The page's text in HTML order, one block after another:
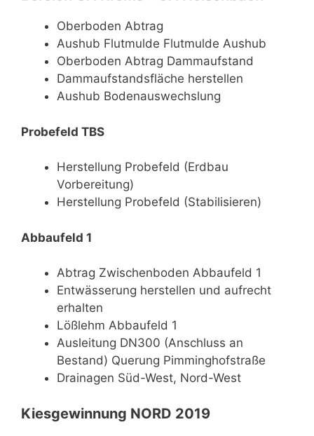
Oberboden Abtrag
Aushub Flutmulde Flutmulde Aushub
Oberboden Abtrag Dammaufstand
Dammaufstandsfläche herstellen
Aushub Bodenauswechslung
Probefeld TBS
Herstellung Probefeld (Erdbau
Vorbereitung)
Herstellung Probefeld (Stabilisieren)
Abbaufeld 1
Abtrag Zwischenboden Abbaufeld 1
Entwässerung herstellen und aufrecht
erhalten
Lößlehm Abbaufeld 1
Ausleitung DN300 (Anschluss an
Bestand) Querung Pimminghofstraße
Drainagen Süd-West, Nord-West
Kiesgewinnung NORD 2019